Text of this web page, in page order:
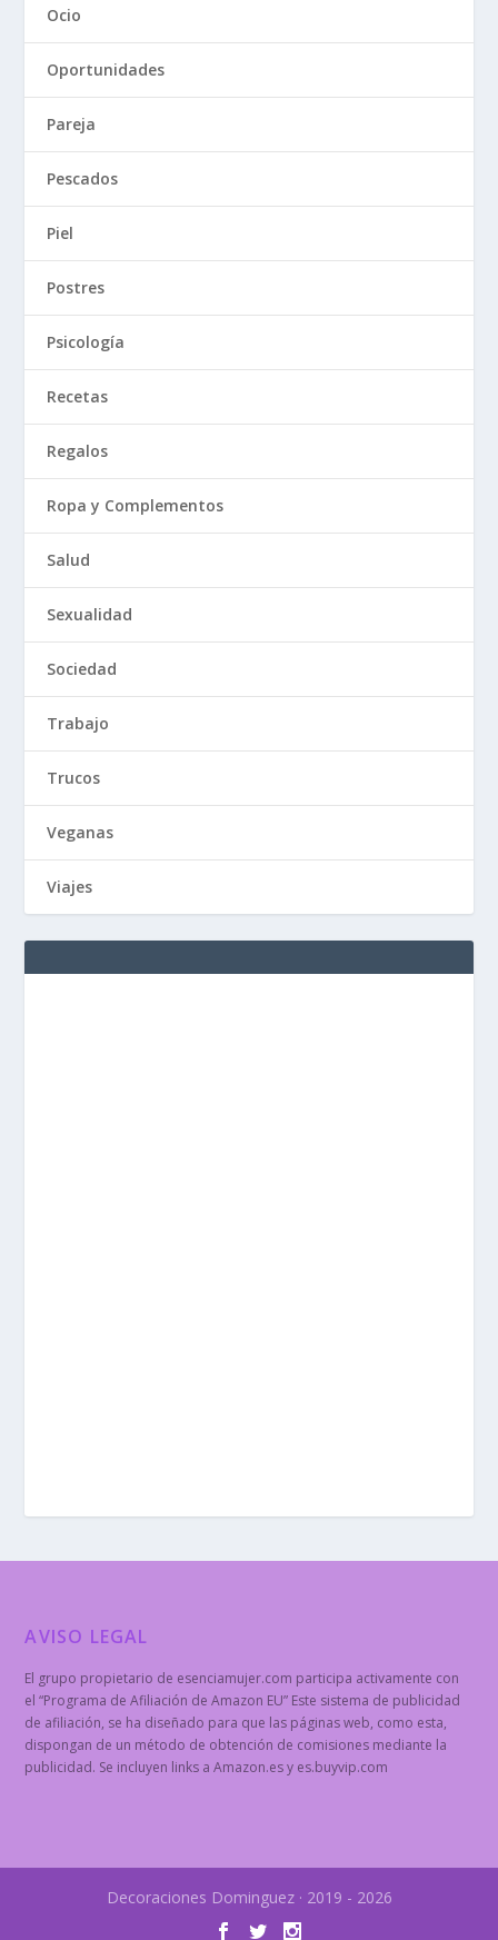
Ocio
Oportunidades
Pareja
Pescados
Piel
Postres
Psicología
Recetas
Regalos
Ropa y Complementos
Salud
Sexualidad
Sociedad
Trabajo
Trucos
Veganas
Viajes
AVISO LEGAL
El grupo propietario de esenciamujer.com participa activamente con
el “Programa de Afiliación de Amazon EU” Este sistema de publicidad
de afiliación, se ha diseñado para que las páginas web, como esta,
dispongan de un método de obtención de comisiones mediante la
publicidad. Se incluyen links a Amazon.es y es.buyvip.com
Decoraciones Dominguez · 2019 - 2026